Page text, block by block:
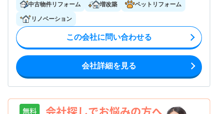
中古物件リフォーム 増改築 ペットリフォーム
リノベーション
この会社に問い合わせる
会社詳細を見る